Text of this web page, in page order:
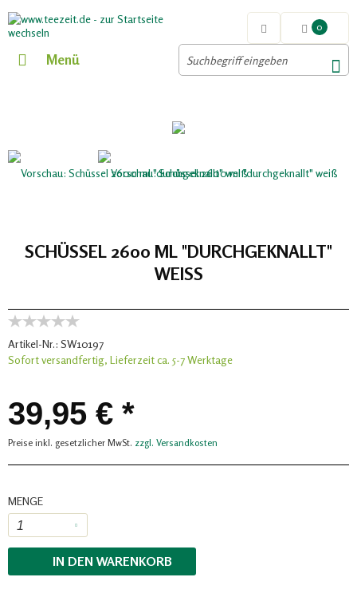
0
Menü
SCHÜSSEL 2600 ML "DURCHGEKNALLT"
WEISS
Artikel-Nr.: SW10197
Sofort versandfertig, Lieferzeit ca. 5-7 Werktage
39,95 € *
Preise inkl. gesetzlicher MwSt. zzgl. Versandkosten
MENGE
IN DEN WARENKORB